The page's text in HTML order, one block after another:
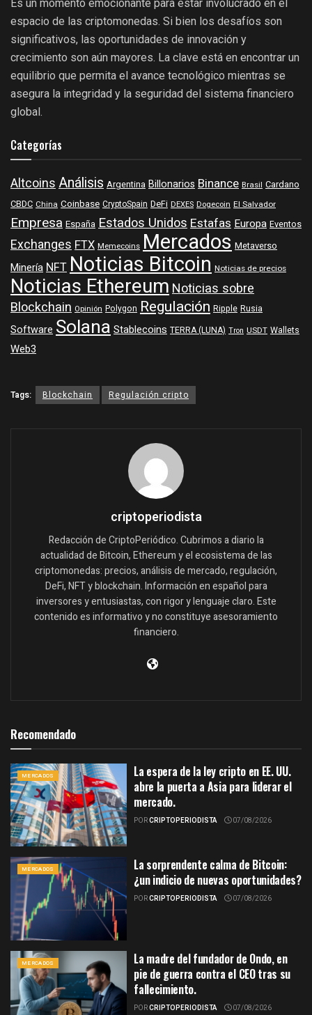
Es un momento emocionante para estar involucrado en el
espacio de las criptomonedas. Si bien los desafíos son
significativos, las oportunidades de innovación y
crecimiento son aún mayores. La clave está en encontrar un
equilibrio que permita el avance tecnológico mientras se
asegura la integridad y la seguridad del sistema financiero
global.
Categorías
Altcoins Análisis Argentina Billonarios Binance Brasil Cardano
CBDC China Coinbase CryptoSpain DeFi DEXES Dogecoin El Salvador
Empresa España Estados Unidos Estafas Europa Eventos
Exchanges FTX Memecoins Mercados Metaverso
Minería NFTNoticias Bitcoin Noticias de precios
Noticias EthereumNoticias sobre
Blockchain Opinión Polygon Regulación Ripple Rusia
Software Solana Stablecoins TERRA (LUNA) Tron USDT Wallets
Web3
Tags: Blockchain Regulación cripto
criptoperiodista
Redacción de CriptoPeriódico. Cubrimos a diario la
actualidad de Bitcoin, Ethereum y el ecosistema de las
criptomonedas: precios, análisis de mercado, regulación,
DeFi, NFT y blockchain. Información en español para
inversores y entusiastas, con rigor y lenguaje claro. Este
contenido es informativo y no constituye asesoramiento
financiero.
Recomendado
MERCADOS
La espera de la ley cripto en EE. UU.
abre la puerta a Asia para liderar el
mercado.
PORCRIPTOPERIODISTA 07/08/2026
MERCADOS
La sorprendente calma de Bitcoin:
¿un indicio de nuevas oportunidades?
PORCRIPTOPERIODISTA 07/08/2026
MERCADOS
La madre del fundador de Ondo, en
pie de guerra contra el CEO tras su
fallecimiento.
PORCRIPTOPERIODISTA 07/08/2026